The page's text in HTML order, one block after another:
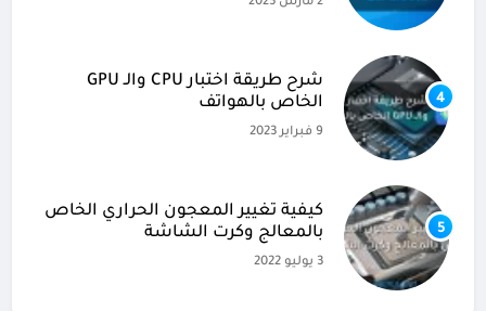
2 مارس 2023
4
شرح طريقة اختبار CPU والـ GPU
الخاص بالهواتف
9 فبراير 2023
5
كيفية تغيير المعجون الحراري الخاص
بالمعالج وكرت الشاشة
3 يوليو 2022